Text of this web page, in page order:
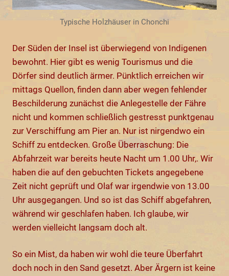
Typische Holzhäuser in Chonchi
Der Süden der Insel ist überwiegend von Indigenen
bewohnt. Hier gibt es wenig Tourismus und die
Dörfer sind deutlich ärmer. Pünktlich erreichen wir
mittags Quellon, finden dann aber wegen fehlender
Beschilderung zunächst die Anlegestelle der Fähre
nicht und kommen schließlich gestresst punktgenau
zur Verschiffung am Pier an. Nur ist nirgendwo ein
Schiff zu entdecken. Große Überraschung: Die
Abfahrzeit war bereits heute Nacht um 1.00 Uhr,. Wir
haben die auf den gebuchten Tickets angegebene
Zeit nicht geprüft und Olaf war irgendwie von 13.00
Uhr ausgegangen. Und so ist das Schiff abgefahren,
während wir geschlafen haben. Ich glaube, wir
werden vielleicht langsam doch alt.
So ein Mist, da haben wir wohl die teure Überfahrt
doch noch in den Sand gesetzt. Aber Ärgern ist keine